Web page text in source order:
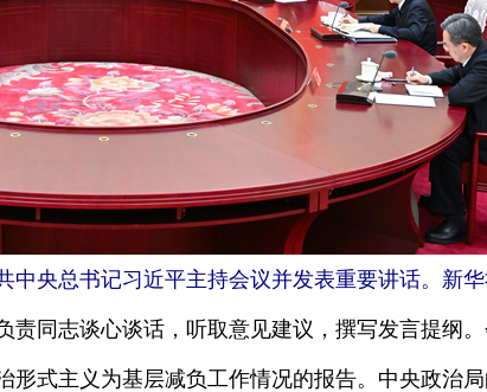
中央总书记习近平主持会议并发表重要讲话。新
志谈心谈话，听取意见建议，撰写发言提纲。
式主义为基层减负工作情况的报告。中央政治